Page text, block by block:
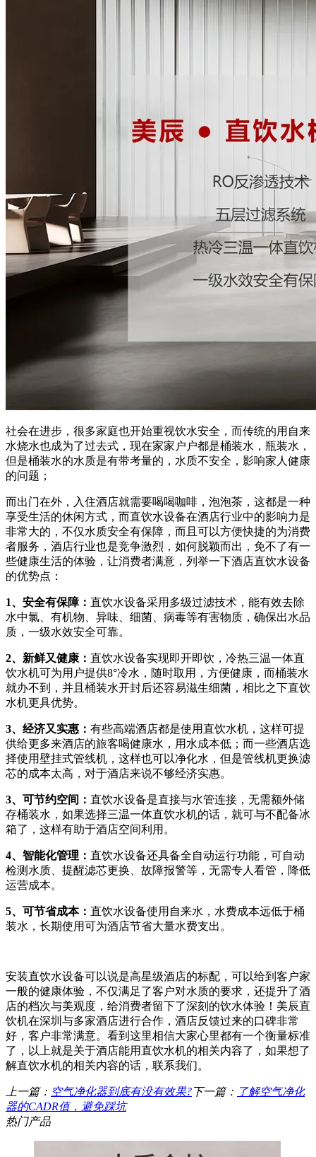
社会在进步，很多家庭也开始重视饮水安全，而传统的用自来
水烧水也成为了过去式，现在家家户户都是桶装水，瓶装水，
但是桶装水的水质是有带考量的，水质不安全，影响家人健康
的问题；
而出门在外，入住酒店就需要喝喝咖啡，泡泡茶，这都是一种
享受生活的休闲方式，而直饮水设备在酒店行业中的影响力是
非常大的，不仅水质安全有保障，而且可以方便快捷的为消费
者服务，酒店行业也是竞争激烈，如何脱颖而出，免不了有一
些健康生活的体验，让消费者满意，列举一下酒店直饮水设备
的优势点：
1、安全有保障： 直饮水设备采用多级过滤技术，能有效去除
水中氯、有机物、异味、细菌、病毒等有害物质，确保出水品
质，一级水效安全可靠。
2、新鲜又健康： 直饮水设备实现即开即饮，冷热三温一体直
饮水机可为用户提供8°冷水，随时取用，方便健康，而桶装水
就办不到，并且桶装水开封后还容易滋生细菌，相比之下直饮
水机更具优势。
3、经济又实惠： 有些高端酒店都是使用直饮水机，这样可提
供给更多来酒店的旅客喝健康水，用水成本低；而一些酒店选
择使用壁挂式管线机，这样也可以净化水，但是管线机更换滤
芯的成本太高，对于酒店来说不够经济实惠。
3、可节约空间： 直饮水设备是直接与水管连接，无需额外储
存桶装水，如果选择三温一体直饮水机的话，就可与不配备冰
箱了，这样有助于酒店空间利用。
4、智能化管理： 直饮水设备还具备全自动运行功能，可自动
检测水质、提醒滤芯更换、故障报警等，无需专人看管，降低
运营成本。
5、可节省成本： 直饮水设备使用自来水，水费成本远低于桶
装水，长期使用可为酒店节省大量水费支出。
安装直饮水设备可以说是高星级酒店的标配，可以给到客户家
一般的健康体验，不仅满足了客户对水质的要求，还提升了酒
店的档次与美观度，给消费者留下了深刻的饮水体验！美辰直
饮机在深圳与多家酒店进行合作，酒店反馈过来的口碑非常
好，客户非常满意。看到这里相信大家心里都有一个衡量标准
了，以上就是关于酒店能用直饮水机的相关内容了，如果想了
解直饮水机的相关内容的话，联系我们。
上一篇： 空气净化器到底有没有效果?下一篇： 了解空气净化
器的CADR值，避免踩坑
热门产品